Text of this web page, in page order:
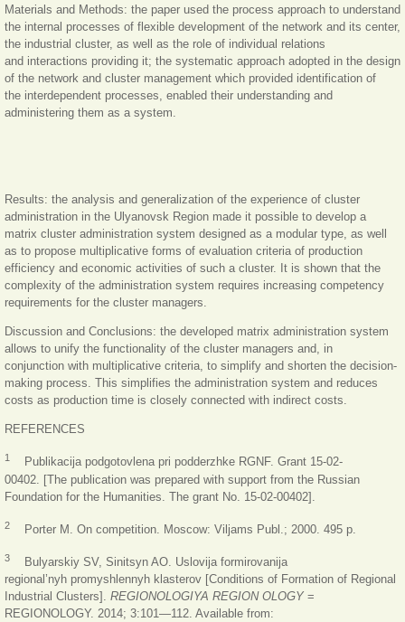
Materials and Methods: the paper used the process approach to understand
the internal processes of flexible development of the network and its center,
the industrial cluster, as well as the role of individual relations
and interactions providing it; the systematic approach adopted in the design
of the network and cluster management which provided identification of
the interdependent processes, enabled their understanding and
administering them as a system.
Results: the analysis and generalization of the experience of cluster
administration in the Ulyanovsk Region made it possible to develop a
matrix cluster administration system designed as a modular type, as well
as to propose multiplicative forms of evaluation criteria of production
efficiency and economic activities of such a cluster. It is shown that the
complexity of the administration system requires increasing competency
requirements for the cluster managers.
Discussion and Conclusions: the developed matrix administration system
allows to unify the functionality of the cluster managers and, in
conjunction with multiplicative criteria, to simplify and shorten the decision-
making process. This simplifies the administration system and reduces
costs as production time is closely connected with indirect costs.
REFERENCES
1
Publikacija podgotovlena pri podderzhke RGNF. Grant 15-02-
00402. [The publication was prepared with support from the Russian
Foundation for the Humanities. The grant No. 15-02-00402].
2 Porter M. On competition. Moscow: Viljams Publ.; 2000. 495 р.
3
Bulyarskiy SV, Sinitsyn AO. Uslovija formirovanija
regional’nyh promyshlennyh klasterov [Conditions of Formation of Regional
Industrial Clusters]. REGIONOLOGIYA REGION OLOGY =
REGIONOLOGY. 2014; 3:101—112. Available from: